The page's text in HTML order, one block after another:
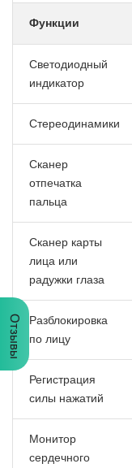
Функции
Светодиодный
индикатор
Стереодинамики
Сканер
отпечатка
пальца
Сканер карты
лица или
радужки глаза
Разблокировка
по лицу
Регистрация
силы нажатий
Монитор
сердечного
Отзывы